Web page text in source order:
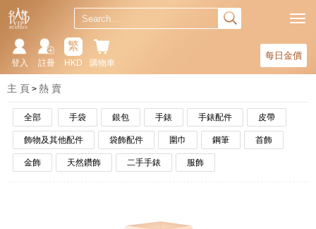
每日金價
購物車
繁
HKD
註冊
登入
主 頁 熱 賣
全部 手袋 銀包 手錶 手錶配件 皮帶
飾物及其他配件 袋飾配件 圍巾 鋼筆 首飾
金飾 天然鑽飾 二手手錶 服飾